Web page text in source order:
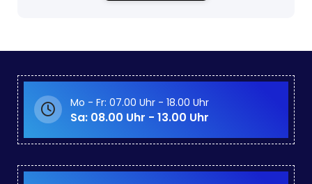
Mo - Fr: 07.00 Uhr - 18.00 Uhr
Sa: 08.00 Uhr - 13.00 Uhr